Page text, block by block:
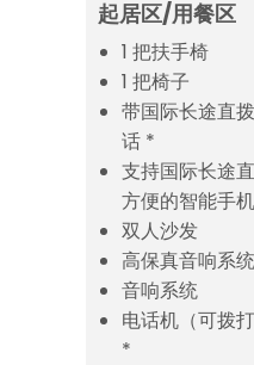
起居区/用餐区
1 把扶手椅
1 把椅子
带国际长途直
话 *
支持国际长途
方便的智能手
双人沙发
高保真音响系统
音响系统
电话机（可拨
*